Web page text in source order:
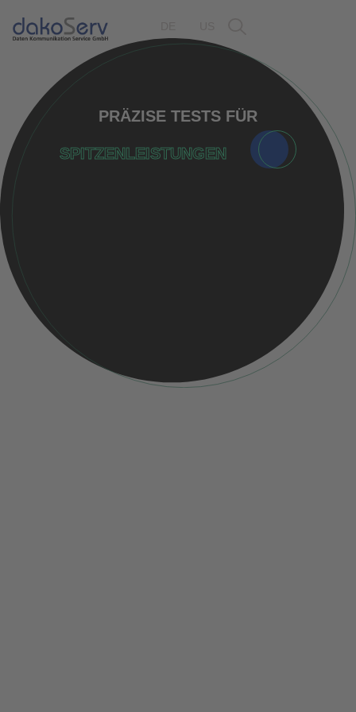
PRÄZISE TESTS FÜR
SPITZENLEISTUNGEN